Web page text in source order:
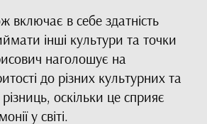
включає в себе здатність
інші культури та точки
наголошує на
до різних культурних та
оскільки це сприяє
у світі.